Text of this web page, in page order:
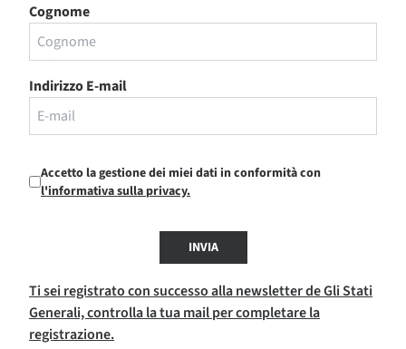
Cognome
Indirizzo E-mail
Accetto la gestione dei miei dati in conformità con
l'informativa sulla privacy.
INVIA
Ti sei registrato con successo alla newsletter de Gli Stati
Generali, controlla la tua mail per completare la
registrazione.